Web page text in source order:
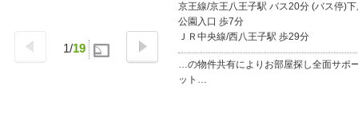
1/19
京王線/京王八王子駅 バス20分 (バス停)
公園入口 歩7分
ＪＲ中央線/西八王子駅 歩29分
…の物件共有によりお部屋探し全面サポ
ット…